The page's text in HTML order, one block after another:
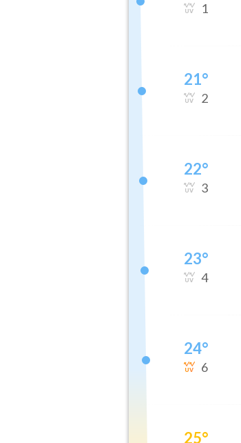
1
21°
2
22°
3
23°
4
24°
6
25°